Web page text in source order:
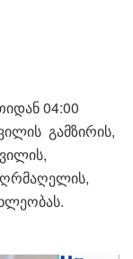
04:00
გამზირის,
ღრმაღელის,